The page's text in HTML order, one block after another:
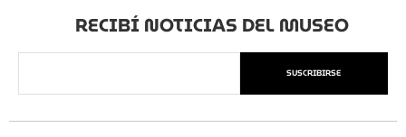
RECIBÍ NOTICIAS DEL MUSEO
SUSCRIBIRSE